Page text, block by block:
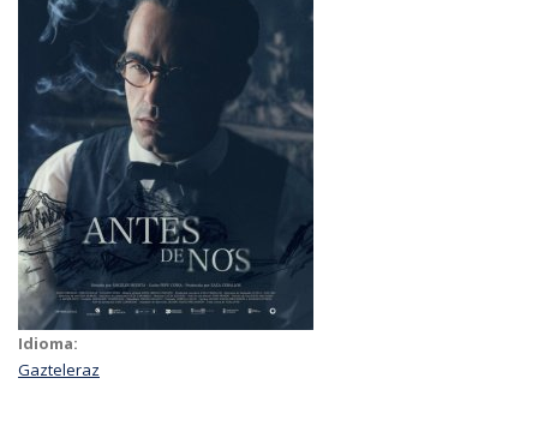
Idioma:
Gazteleraz